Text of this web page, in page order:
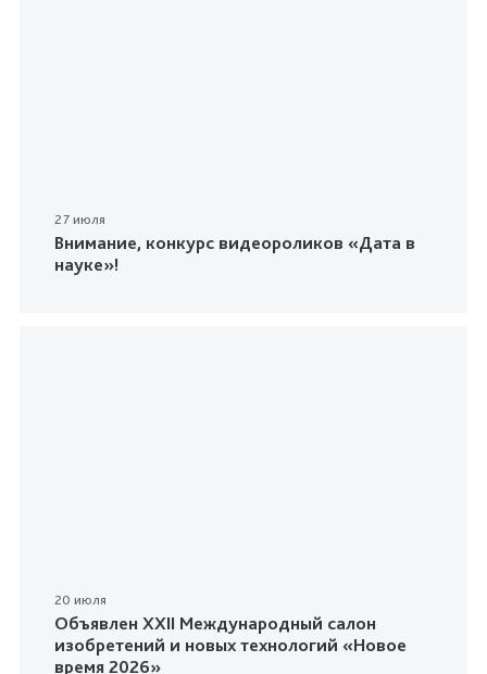
27 июля
Внимание, конкурс видеороликов «Дата в
науке»!
20 июля
Объявлен XXII Международный салон
изобретений и новых технологий «Новое
время 2026»